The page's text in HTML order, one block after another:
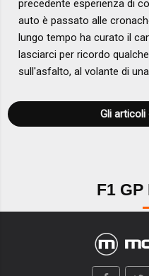
precedente esperienza di
auto è passato alle
lungo tempo ha curato il
lasciarci per ricordo
sull'asfalto, al volante di
Gli articoli
F1